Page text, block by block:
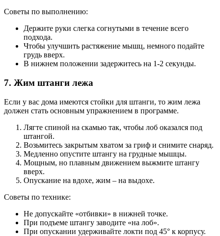
Советы по выполнению:
Держите руки слегка согнутыми в течение всего
подхода.
Чтобы улучшить растяжение мышц, немного подайте
грудь вверх.
В нижнем положении задержитесь на 1-2 секунды.
7. Жим штанги лежа
Если у вас дома имеются стойки для штанги, то жим лежа
должен стать основным упражнением в программе.
Лягте спиной на скамью так, чтобы лоб оказался под
штангой.
Возьмитесь закрытым хватом за гриф и снимите снаряд.
Медленно опустите штангу на грудные мышцы.
Мощным, но плавным движением выжмите штангу
вверх.
Опускание на вдохе, жим – на выдохе.
Советы по технике:
Не допускайте «отбивки» в нижней точке.
При подъеме штангу заводите «на лоб».
При опускании удерживайте локти под 45° к корпусу.